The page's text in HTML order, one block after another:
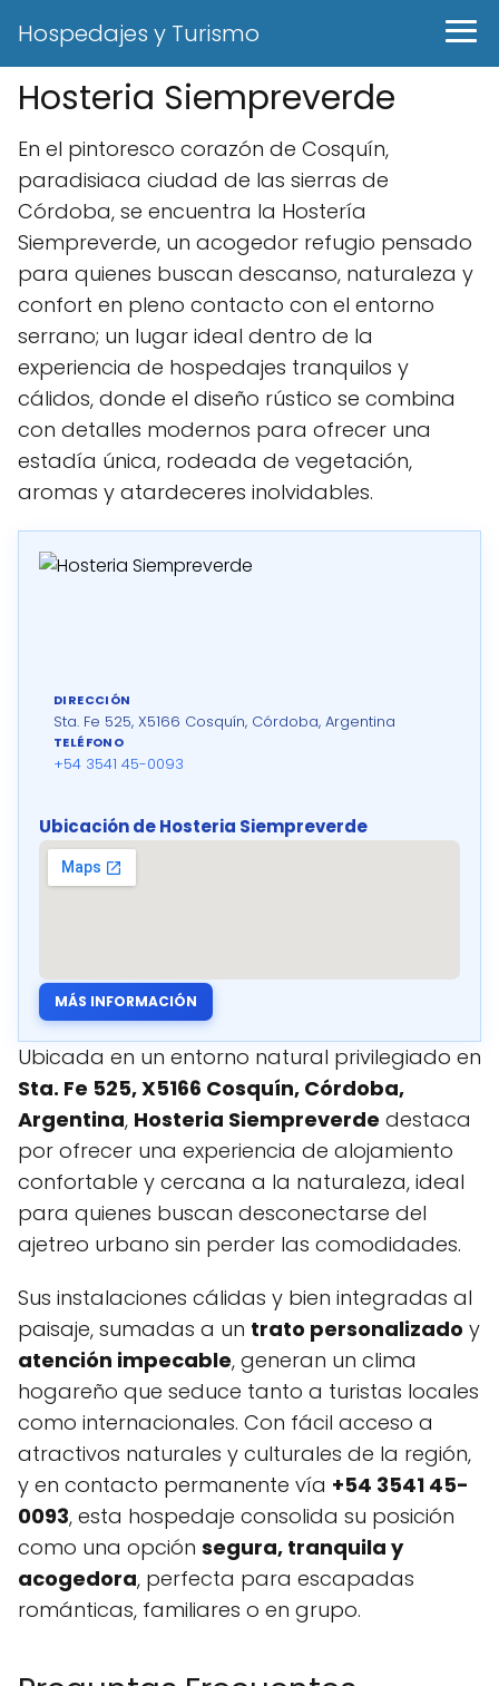
Hospedajes y Turismo
Hosteria Siempreverde
En el pintoresco corazón de Cosquín,
paradisiaca ciudad de las sierras de
Córdoba, se encuentra la Hostería
Siempreverde, un acogedor refugio pensado
para quienes buscan descanso, naturaleza y
confort en pleno contacto con el entorno
serrano; un lugar ideal dentro de la
experiencia de hospedajes tranquilos y
cálidos, donde el diseño rústico se combina
con detalles modernos para ofrecer una
estadía única, rodeada de vegetación,
aromas y atardeceres inolvidables.
DIRECCIÓN
Sta. Fe 525, X5166 Cosquín, Córdoba, Argentina
TELÉFONO
+54 3541 45-0093
Ubicación de Hosteria Siempreverde
MÁS INFORMACIÓN
Ubicada en un entorno natural privilegiado en
Sta. Fe 525, X5166 Cosquín, Córdoba,
Argentina, Hosteria Siempreverde destaca
por ofrecer una experiencia de alojamiento
confortable y cercana a la naturaleza, ideal
para quienes buscan desconectarse del
ajetreo urbano sin perder las comodidades.
Sus instalaciones cálidas y bien integradas al
paisaje, sumadas a un trato personalizado y
atención impecable, generan un clima
hogareño que seduce tanto a turistas locales
como internacionales. Con fácil acceso a
atractivos naturales y culturales de la región,
y en contacto permanente vía +54 3541 45-
0093, esta hospedaje consolida su posición
como una opción segura, tranquila y
acogedora, perfecta para escapadas
románticas, familiares o en grupo.